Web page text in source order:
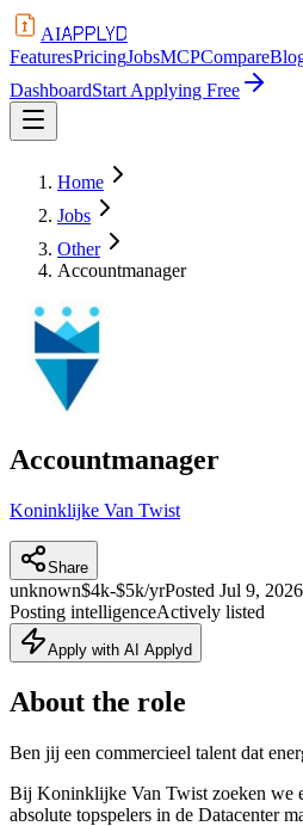
AIAPPLYD
FeaturesPricingJobsMCPCompare
DashboardStart Applying Free
Home
Jobs
Other
Accountmanager
Accountmanager
Koninklijke Van Twist
Share
unknown$4k-$5k/yrPosted Jul 9, 2026
Posting intelligenceActively listed
Apply with AI Applyd
About the role
Ben jij een commercieel talent dat
Bij Koninklijke Van Twist zoeken we
absolute topspelers in de Datacenter